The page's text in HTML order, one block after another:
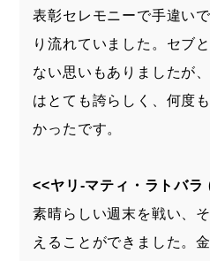
表彰セレモニーで手違い
り流れていました。セブ
ない思いもありましたが
はとても誇らしく、何度
かったです。
<<ヤリ-マティ・ラトバラ
素晴らしい週末を戦い、
えることができました。